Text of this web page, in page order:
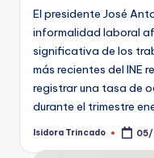
El presidente José
informalidad laboral
significativa de los
más recientes del INE
registrar una tasa de
durante el trimestre
Publicado
Isidora Trincado